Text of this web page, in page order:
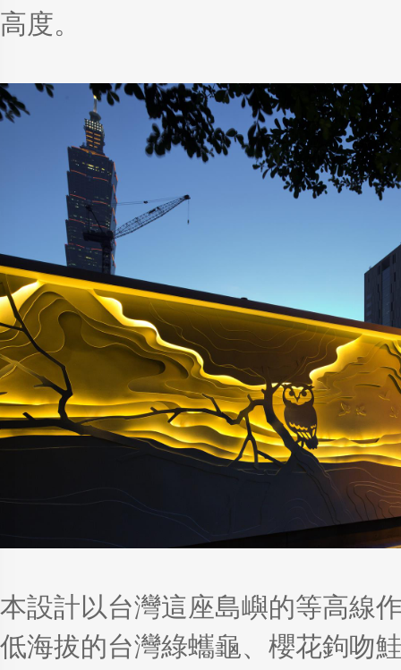
高度。
本設計以台灣這座島嶼的等高線
低海拔的台灣綠蠵龜、櫻花鉤吻